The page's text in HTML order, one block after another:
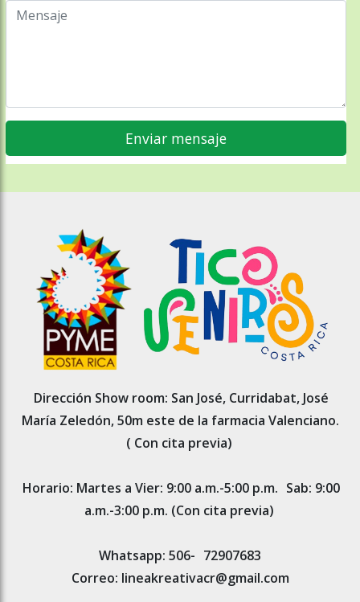
Dirección Show room: San José, Curridabat, José
María Zeledón, 50m este de la farmacia Valenciano.
( Con cita previa)
Horario: Martes a Vier: 9:00 a.m.-5:00 p.m. Sab: 9:00
a.m.-3:00 p.m. (Con cita previa)
Whatsapp: 506- 72907683
Correo: lineakreativacr@gmail.com